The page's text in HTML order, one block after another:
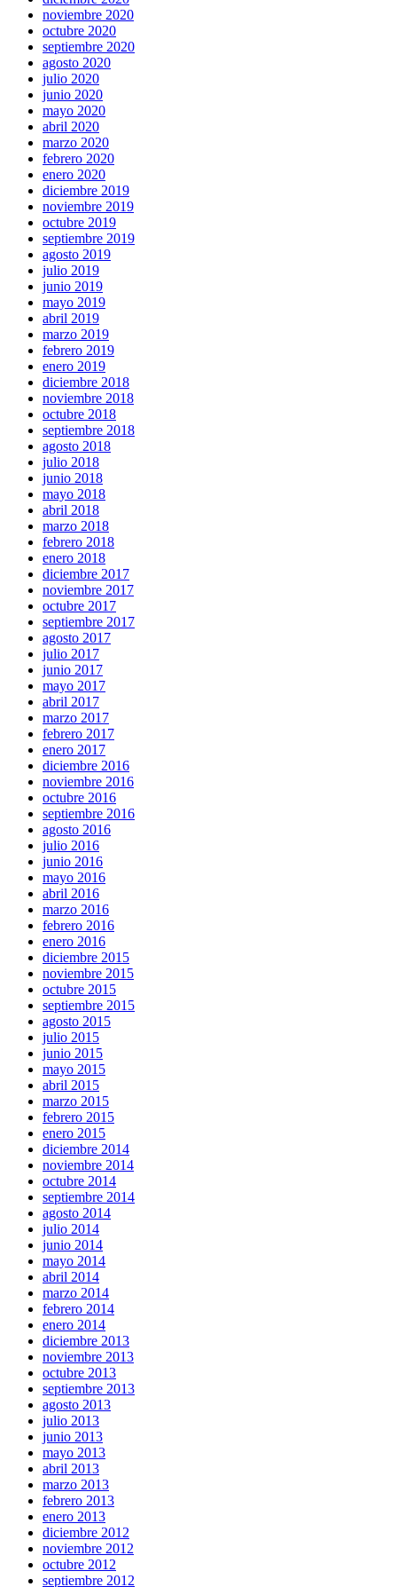
noviembre 2020
octubre 2020
septiembre 2020
agosto 2020
julio 2020
junio 2020
mayo 2020
abril 2020
marzo 2020
febrero 2020
enero 2020
diciembre 2019
noviembre 2019
octubre 2019
septiembre 2019
agosto 2019
julio 2019
junio 2019
mayo 2019
abril 2019
marzo 2019
febrero 2019
enero 2019
diciembre 2018
noviembre 2018
octubre 2018
septiembre 2018
agosto 2018
julio 2018
junio 2018
mayo 2018
abril 2018
marzo 2018
febrero 2018
enero 2018
diciembre 2017
noviembre 2017
octubre 2017
septiembre 2017
agosto 2017
julio 2017
junio 2017
mayo 2017
abril 2017
marzo 2017
febrero 2017
enero 2017
diciembre 2016
noviembre 2016
octubre 2016
septiembre 2016
agosto 2016
julio 2016
junio 2016
mayo 2016
abril 2016
marzo 2016
febrero 2016
enero 2016
diciembre 2015
noviembre 2015
octubre 2015
septiembre 2015
agosto 2015
julio 2015
junio 2015
mayo 2015
abril 2015
marzo 2015
febrero 2015
enero 2015
diciembre 2014
noviembre 2014
octubre 2014
septiembre 2014
agosto 2014
julio 2014
junio 2014
mayo 2014
abril 2014
marzo 2014
febrero 2014
enero 2014
diciembre 2013
noviembre 2013
octubre 2013
septiembre 2013
agosto 2013
julio 2013
junio 2013
mayo 2013
abril 2013
marzo 2013
febrero 2013
enero 2013
diciembre 2012
noviembre 2012
octubre 2012
septiembre 2012